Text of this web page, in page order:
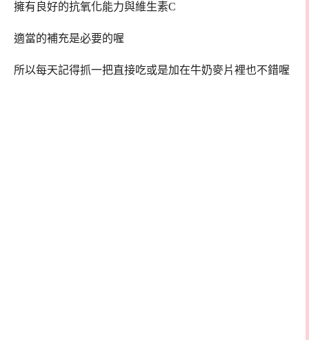
擁有良好的抗氧化能力與維生素C
適當的補充是必要的喔
所以每天記得抓一把直接吃或是加在牛奶麥片裡也不錯喔